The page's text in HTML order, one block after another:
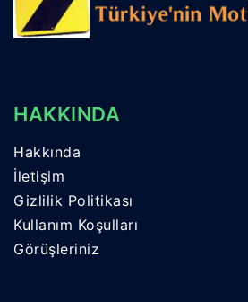
HAKKINDA
Hakkında
İletişim
Gizlilik Politikası
Kullanım Koşulları
Görüşleriniz